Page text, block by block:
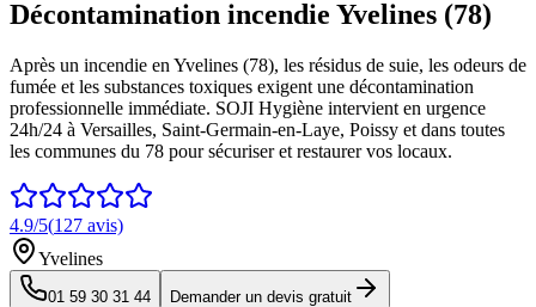
Décontamination incendie Yvelines (78)
Après un incendie en Yvelines (78), les résidus de suie, les odeurs de
fumée et les substances toxiques exigent une décontamination
professionnelle immédiate. SOJI Hygiène intervient en urgence
24h/24 à Versailles, Saint-Germain-en-Laye, Poissy et dans toutes
les communes du 78 pour sécuriser et restaurer vos locaux.
4.9/5(127 avis)
Yvelines
01 59 30 31 44 Demander un devis gratuit